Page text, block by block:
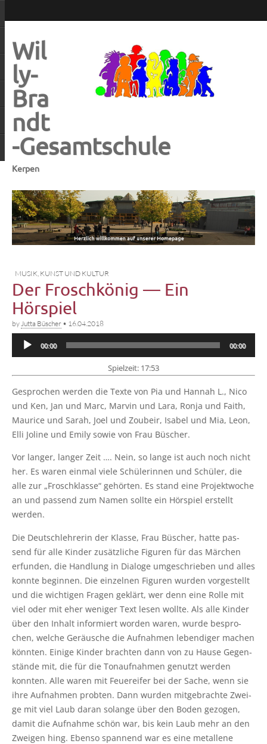
Wil
ly-
Bra
ndt
-Gesamtschule
Kerpen
MUSIK, KUNST UND KULTUR
Der Froschkönig — Ein
Hörspiel
by Jutta Büscher • 16.04.2018
Audio-
00:00 00:00
Spiel­zeit: 17:53
Gespro­chen wer­den die Tex­te von Pia und Han­nah L., Nico
und Ken, Jan und Marc, Mar­vin und Lara, Ron­ja und Faith,
Mau­rice und Sarah, Joel und Zou­beir, Isa­bel und Mia, Leon,
Elli Joli­ne und Emi­ly sowie von Frau Büscher.
Vor lan­ger, lan­ger Zeit …. Nein, so lan­ge ist auch noch nicht
her. Es waren ein­mal vie­le Schü­le­rin­nen und Schü­ler, die
alle zur „Frosch­klas­se“ gehör­ten. Es stand eine Pro­jekt­wo­che
an und pas­send zum Namen soll­te ein Hör­spiel erstellt
werden.
Die Deutsch­leh­re­rin der Klas­se, Frau Büscher, hat­te pas­
send für alle Kin­der zusätz­li­che Figu­ren für das Mär­chen
erfun­den, die Hand­lung in Dia­lo­ge umge­schrie­ben und alles
konn­te begin­nen. Die ein­zel­nen Figu­ren wur­den vor­ge­stellt
und die wich­ti­gen Fra­gen geklärt, wer denn eine Rol­le mit
viel oder mit eher weni­ger Text lesen woll­te. Als alle Kin­der
über den Inhalt infor­miert wor­den waren, wur­de bespro­
chen, wel­che Geräu­sche die Auf­nah­men leben­di­ger machen
könn­ten. Eini­ge Kin­der brach­ten dann von zu Hau­se Gegen­
stän­de mit, die für die Ton­auf­nah­men genutzt wer­den
konn­ten. Alle waren mit Feu­er­ei­fer bei der Sache, wenn sie
ihre Auf­nah­men prob­ten. Dann wur­den mit­ge­brach­te Zwei­
ge mit viel Laub dar­an solan­ge über den Boden gezo­gen,
damit die Auf­nah­me schön war, bis kein Laub mehr an den
Zwei­gen hing. Eben­so span­nend war es eine metal­le­ne